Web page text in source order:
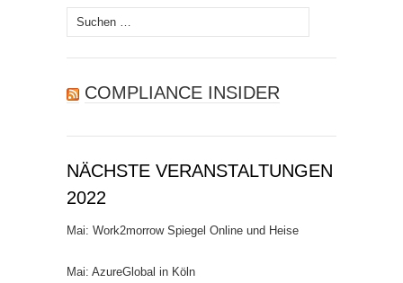
Suchen
nach:
COMPLIANCE INSIDER
NÄCHSTE VERANSTALTUNGEN
2022
Mai: Work2morrow Spiegel Online und Heise
Mai: AzureGlobal in Köln